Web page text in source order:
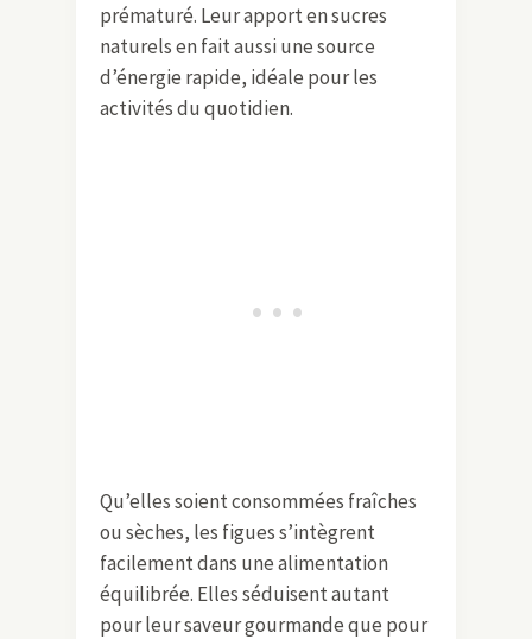
prématuré. Leur apport en sucres
naturels en fait aussi une source
d’énergie rapide, idéale pour les
activités du quotidien.
Qu’elles soient consommées fraîches
ou sèches, les figues s’intègrent
facilement dans une alimentation
équilibrée. Elles séduisent autant
pour leur saveur gourmande que pour